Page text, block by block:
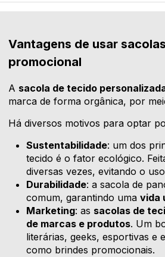
Vantagens de usar
promocional
A sacola de tecido
marca de forma orgânica, por
Há diversos motivos para optar
Sustentabilidade: um dos
tecido é o fator ecológico.
diversas vezes, evitando o
Durabilidade: a sacola de
comum, garantindo umavida
Marketing: as sacolas de
de marcas e produtos. Um
literárias, geeks, esportivas e
como brindes promocionais.